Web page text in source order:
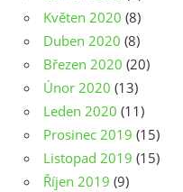
Květen 2020 (8)
Duben 2020 (8)
Březen 2020 (20)
Únor 2020 (13)
Leden 2020 (11)
Prosinec 2019 (15)
Listopad 2019 (15)
Říjen 2019 (9)